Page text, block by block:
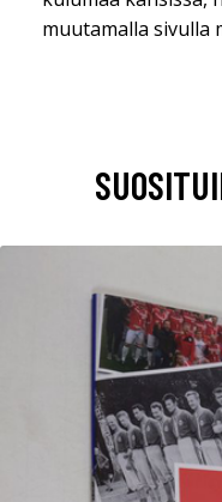
muutamalla sivulla